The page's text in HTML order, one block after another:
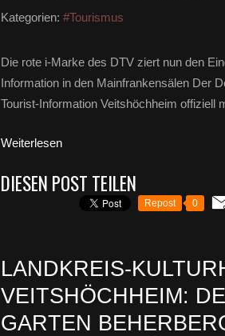
Kategorien: #Tourismus
Die rote i-Marke des DTV ziert nun den
Information in den Mainfrankensälen Der
Tourist-Information Veitshöchheim offiziell
Weiterlesen
DIESEN POST TEILEN
Repost 0
LANDKREIS-
VEITSHÖCHHEIM:
GARTEN